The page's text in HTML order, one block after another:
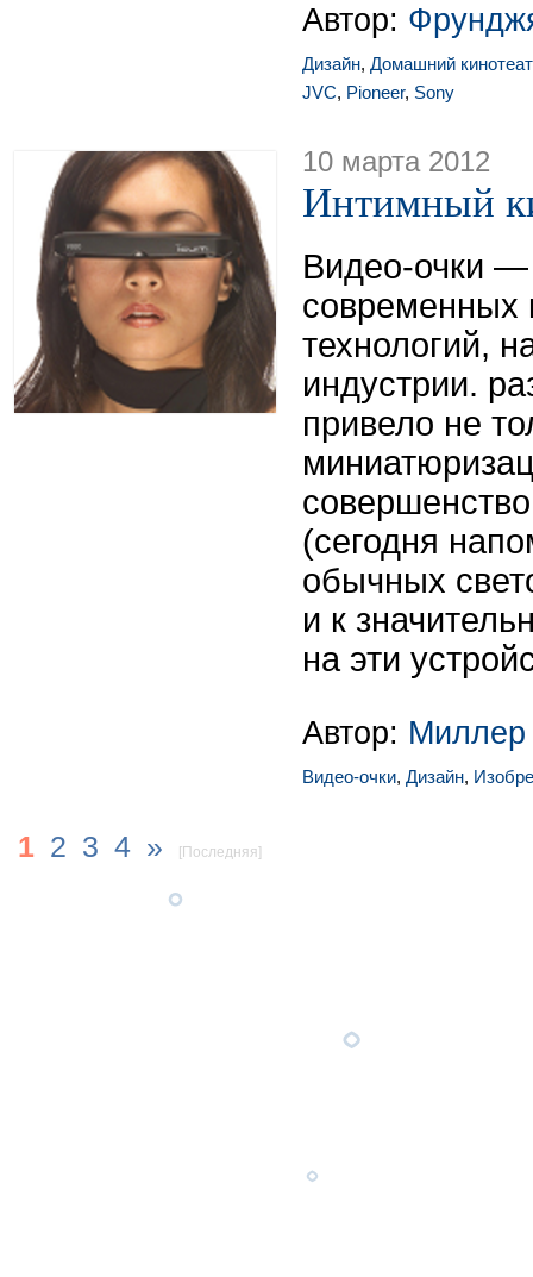
Автор:
Дизайн, Домашний
JVC, Pioneer, Sony
10 марта 2012
Интимный
Видео-очки —
современных
технологий,
индустрии.
привело не
(сегодня
обычных
и к
на эти
Автор: Миллер
Видео-очки, Дизайн,
1 2 3 4 » [Последняя]